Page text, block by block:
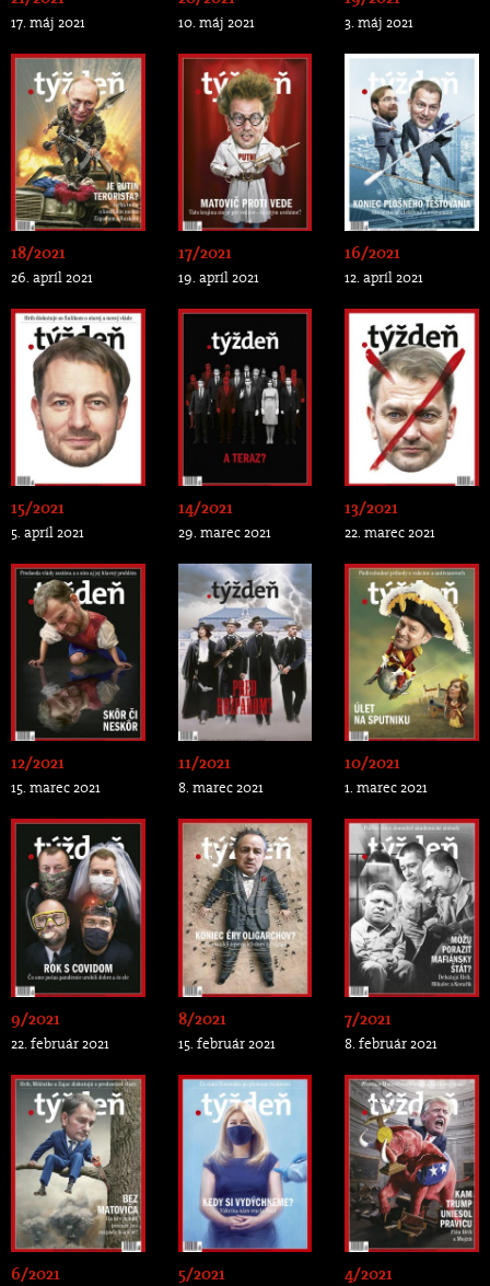
17. máj 2021 10. máj 2021 3. máj 2021
18/2021
26. apríl 2021
17/2021
19. apríl 2021
16/2021
12. apríl 2021
15/2021
5. apríl 2021
14/2021
29. marec 2021
13/2021
22. marec 2021
12/2021
15. marec 2021
11/2021
8. marec 2021
10/2021
1. marec 2021
9/2021
22. február 2021
8/2021
15. február 2021
7/2021
8. február 2021
6/2021 5/2021 4/2021